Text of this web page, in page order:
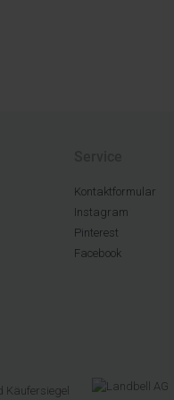
Kontaktformular
Instagram
Pinterest
Facebook